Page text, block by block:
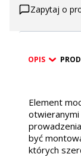
Zapytaj o
OPIS
Element
otwieranymi
być
których